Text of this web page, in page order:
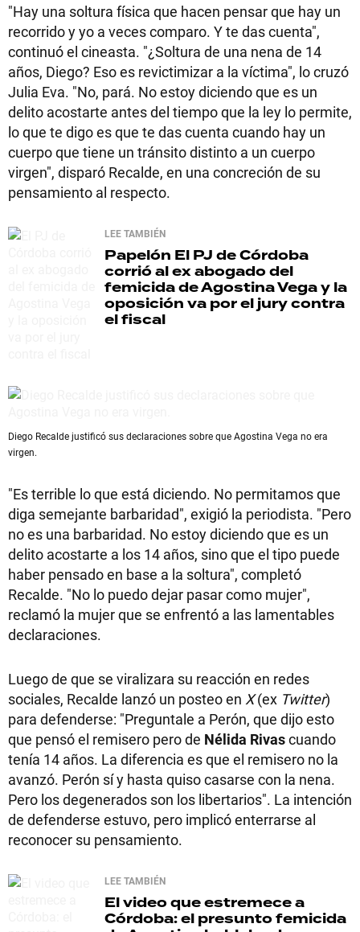
"Hay una soltura física que hacen pensar que hay un
recorrido y yo a veces comparo. Y te das cuenta",
continuó el cineasta. "¿Soltura de una nena de 14
años, Diego? Eso es revictimizar a la víctima", lo cruzó
Julia Eva. "No, pará. No estoy diciendo que es un
delito acostarte antes del tiempo que la ley lo permite,
lo que te digo es que te das cuenta cuando hay un
cuerpo que tiene un tránsito distinto a un cuerpo
virgen", disparó Recalde, en una concreción de su
pensamiento al respecto.
LEE TAMBIÉN
Papelón El PJ de Córdoba
corrió al ex abogado del
femicida de Agostina Vega y la
oposición va por el jury contra
el fiscal
Diego Recalde justificó sus declaraciones sobre que Agostina Vega no era
virgen.
"Es terrible lo que está diciendo. No permitamos que
diga semejante barbaridad", exigió la periodista. "Pero
no es una barbaridad. No estoy diciendo que es un
delito acostarte a los 14 años, sino que el tipo puede
haber pensado en base a la soltura", completó
Recalde. "No lo puedo dejar pasar como mujer",
reclamó la mujer que se enfrentó a las lamentables
declaraciones.
Luego de que se viralizara su reacción en redes
sociales, Recalde lanzó un posteo en X(ex Twitter)
para defenderse: "Preguntale a Perón, que dijo esto
que pensó el remisero pero de Nélida Rivascuando
tenía 14 años. La diferencia es que el remisero no la
avanzó. Perón sí y hasta quiso casarse con la nena.
Pero los degenerados son los libertarios". La intención
de defenderse estuvo, pero implicó enterrarse al
reconocer su pensamiento.
LEE TAMBIÉN
El video que estremece a
Córdoba: el presunto femicida